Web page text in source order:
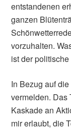
entstandenen
ganzen
vorzuhalten.
ist der
In Bezug auf
vermelden. Das
Kaskade an
mir erlaubt, die